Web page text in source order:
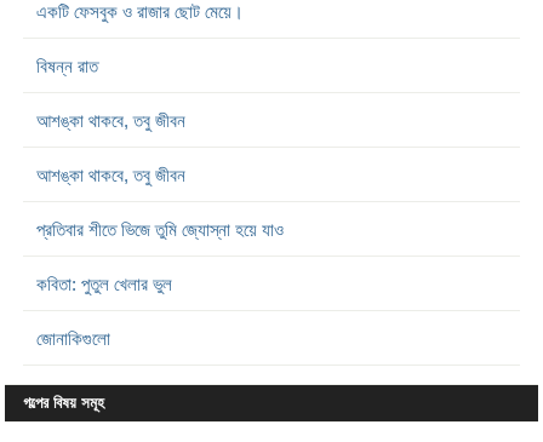
একটি ফেসবুক ও রাজার ছোট মেয়ে।
বিষন্ন রাত
আশঙ্কা থাকবে, তবু জীবন
আশঙ্কা থাকবে, তবু জীবন
প্রতিবার শীতে ভিজে তুমি জ্যোস্না হয়ে যাও
কবিতা: পুতুল খেলার ভুল
জোনাকিগুলো
গল্পের বিষয় সমূহ